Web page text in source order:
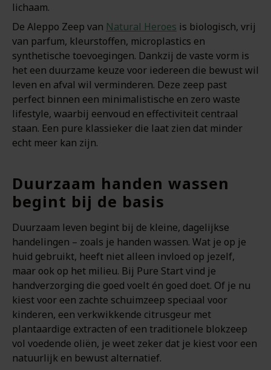
lichaam.
De Aleppo Zeep van Natural Heroes is biologisch, vrij
van parfum, kleurstoffen, microplastics en
synthetische toevoegingen. Dankzij de vaste vorm is
het een duurzame keuze voor iedereen die bewust wil
leven en afval wil verminderen. Deze zeep past
perfect binnen een minimalistische en zero waste
lifestyle, waarbij eenvoud en effectiviteit centraal
staan. Een pure klassieker die laat zien dat minder
echt meer kan zijn.
Duurzaam handen wassen
begint bij de basis
Duurzaam leven begint bij de kleine, dagelijkse
handelingen – zoals je handen wassen. Wat je op je
huid gebruikt, heeft niet alleen invloed op jezelf,
maar ook op het milieu. Bij Pure Start vind je
handverzorging die goed voelt én goed doet. Of je nu
kiest voor een zachte schuimzeep speciaal voor
kinderen, een verkwikkende citrusgeur met
plantaardige extracten of een traditionele blokzeep
vol voedende oliën, je weet zeker dat je kiest voor een
natuurlijk en bewust alternatief.